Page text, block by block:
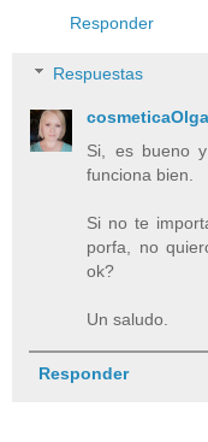
Responder
Respuestas
cosmeticaOlga
Si, es bueno
funciona bien.
Si no te
porfa, no
ok?
Un saludo.
Responder